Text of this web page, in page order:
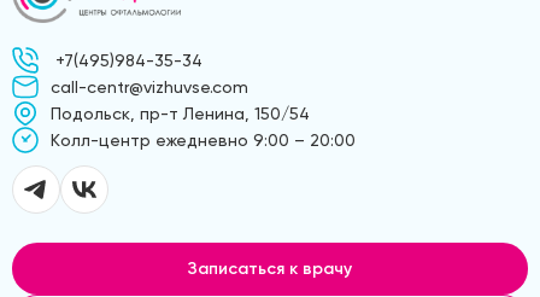
+7(495)984-35-34
call-centr@vizhuvse.com
Подольск, пр-т Ленина, 150/54
Kолл-центр ежедневно 9:00 – 20:00
Записаться к врачу